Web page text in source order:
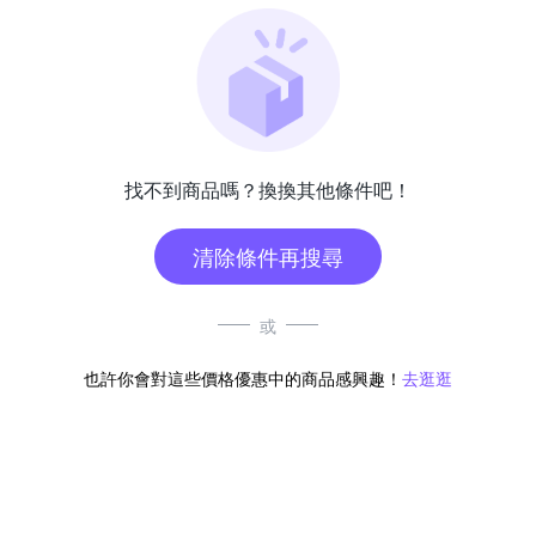
找不到商品嗎？換換其他條件吧！
清除條件再搜尋
或
也許你會對這些價格優惠中的商品感興趣！ 去逛逛